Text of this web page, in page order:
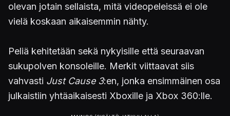
olevan jotain sellaista, mitä videopeleissä ei ole
vielä koskaan aikaisemmin nähty.
Peliä kehitetään sekä nykyisille että seuraavan
sukupolven konsoleille. Merkit viittaavat siis
vahvasti Just Cause 3:en, jonka ensimmäinen osa
julkaistiin yhtäaikaisesti Xboxille ja Xbox 360:lle.